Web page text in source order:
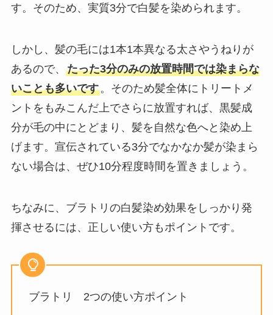
す。そのため、実質3分で白髪を染められます。
しかし、髪の毛には1本1本異なる太さやうねりが
あるので、 たった3分のみの放置時間では染まらな
いことも多いです。そのため髪全体にトリートメ
ントをもみこんだ上でさらに放置すれば、黒髪成
分が毛の中にとどまり、髪を自然な色へと染め上
げます。宣伝されている3分でなかなか髪が染まら
ない場合は、ぜひ10分程度時間を置きましょう。
ちなみに、ブラトリの白髪染め効果をしっかり発
揮させるには、正しい使い方もポイントです。
ブラトリ 2つの使い方ポイント